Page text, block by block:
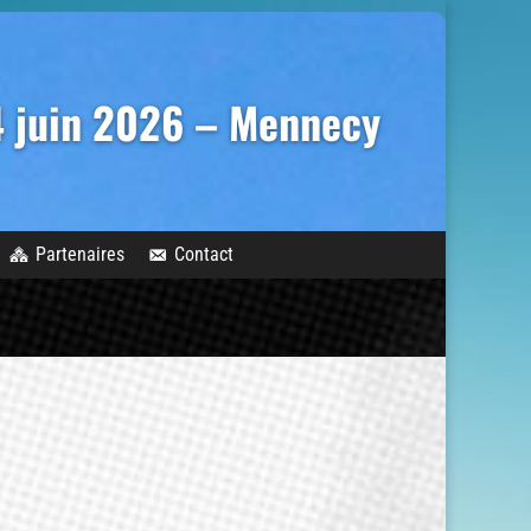
juin 2026 – Mennecy
Partenaires Contact